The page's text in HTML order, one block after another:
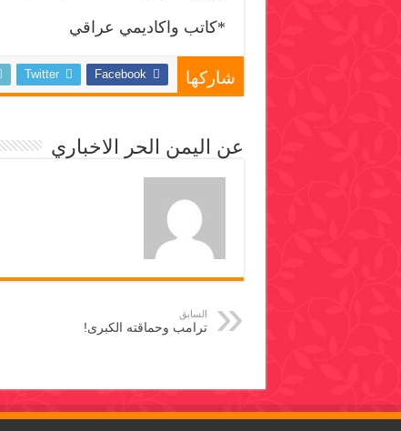
*كاتب واكاديمي عراقي
شاركها Facebook
Twitter
عن اليمن الحر الاخباري
السابق
ترامب وحماقته الكبرى!